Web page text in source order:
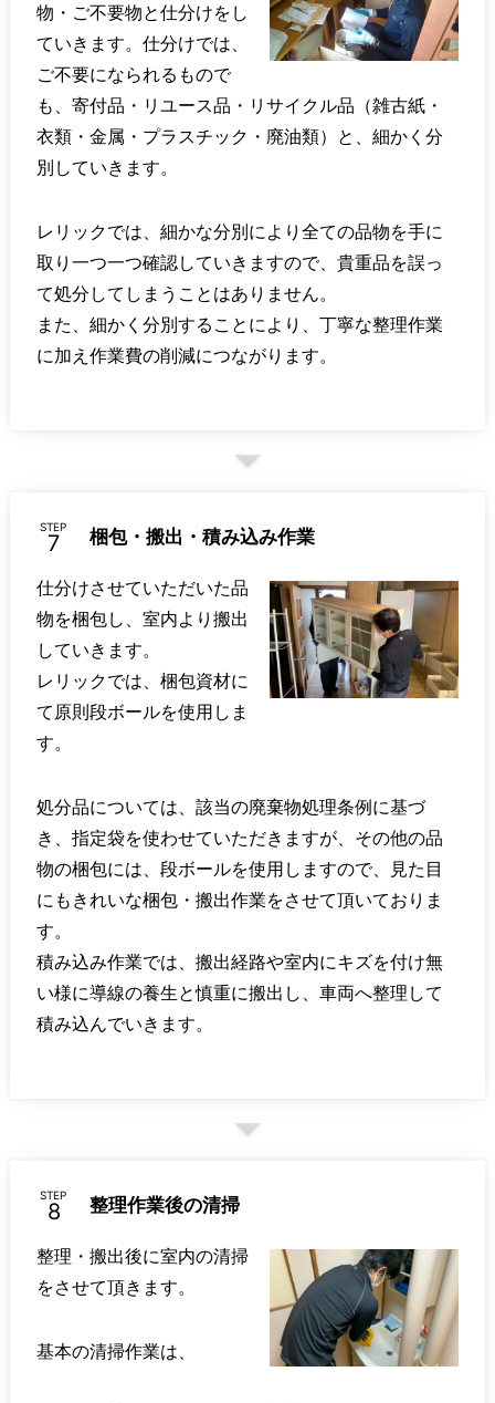
物・ご不要物と仕分けをし
ていきます。仕分けでは、
ご不要になられるもので
も、寄付品・リユース品・リサイクル品（雑古紙・
衣類・金属・プラスチック・廃油類）と、細かく分
別していきます。
レリックでは、細かな分別により全ての品物を手に
取り一つ一つ確認していきますので、貴重品を誤っ
て処分してしまうことはありません。
また、細かく分別することにより、丁寧な整理作業
に加え作業費の削減につながります。
STEP 梱包・搬出・積み込み作業
仕分けさせていただいた品
物を梱包し、室内より搬出
していきます。
レリックでは、梱包資材に
て原則段ボールを使用しま
す。
処分品については、該当の廃棄物処理条例に基づ
き、指定袋を使わせていただきますが、その他の品
物の梱包には、段ボールを使用しますので、見た目
にもきれいな梱包・搬出作業をさせて頂いておりま
す。
積み込み作業では、搬出経路や室内にキズを付け無
い様に導線の養生と慎重に搬出し、車両へ整理して
積み込んでいきます。
STEP 整理作業後の清掃
整理・搬出後に室内の清掃
をさせて頂きます。
基本の清掃作業は、